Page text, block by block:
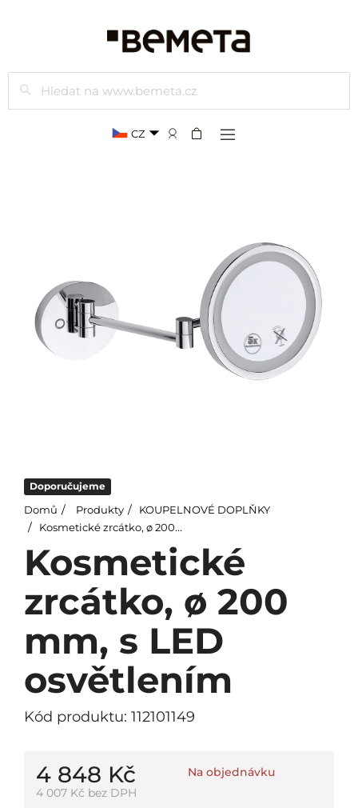
Hledat
CZ
Doporučujeme
Domů Produkty
KOUPELNOVÉ DOPLŇKY
Kosmetické zrcátko, ø 200 mm, s LED osvětlením
Kosmetické
zrcátko, ø 200
mm, s LED
osvětlením
Kód produktu: 112101149
4 848 Kč
4 007 Kč bez DPH
Na objednávku